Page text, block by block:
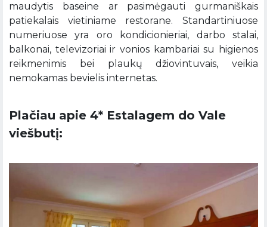
maudytis baseine ar pasimėgauti gurmaniškais
patiekalais vietiniame restorane. Standartiniuose
numeriuose yra oro kondicionieriai, darbo stalai,
balkonai, televizoriai ir vonios kambariai su higienos
reikmenimis bei plaukų džiovintuvais, veikia
nemokamas bevielis internetas.
Plačiau apie 4* Estalagem do Vale
viešbutį: